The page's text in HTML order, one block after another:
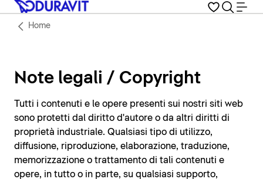
Home
Note legali / Copyright
Tutti i contenuti e le opere presenti sui nostri siti web
sono protetti dal diritto d'autore o da altri diritti di
proprietà industriale. Qualsiasi tipo di utilizzo,
diffusione, riproduzione, elaborazione, traduzione,
memorizzazione o trattamento di tali contenuti e
opere, in tutto o in parte, su qualsiasi supporto,